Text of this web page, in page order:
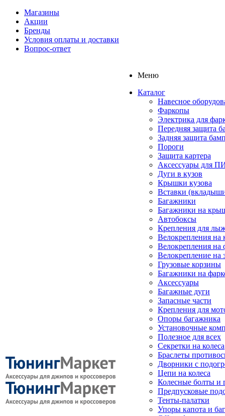
Магазины
Акции
Бренды
Условия оплаты и доставки
Вопрос-ответ
Меню
Каталог
Навесное
Фаркопы
Электрика для
Передняя защита
Задняя защита
Пороги
Защита картера
Аксессуары для
Дуги в кузов
Крышки кузова
Вставки
Багажники
Багажники на
Автобоксы
Крепления для
Велокрепления
Велокрепления на
Велокрепление на
Грузовые корзины
Багажники на
Аксессуары
Багажные дуги
Запасные части
Крепления для
Опоры багажника
Установочные
Полезное для всех
Секретки на колеса
Браслеты
Дворники с
Цепи на колеса
Колесные болты и
Предпусковые
Тенты-палатки
Упоры капота и